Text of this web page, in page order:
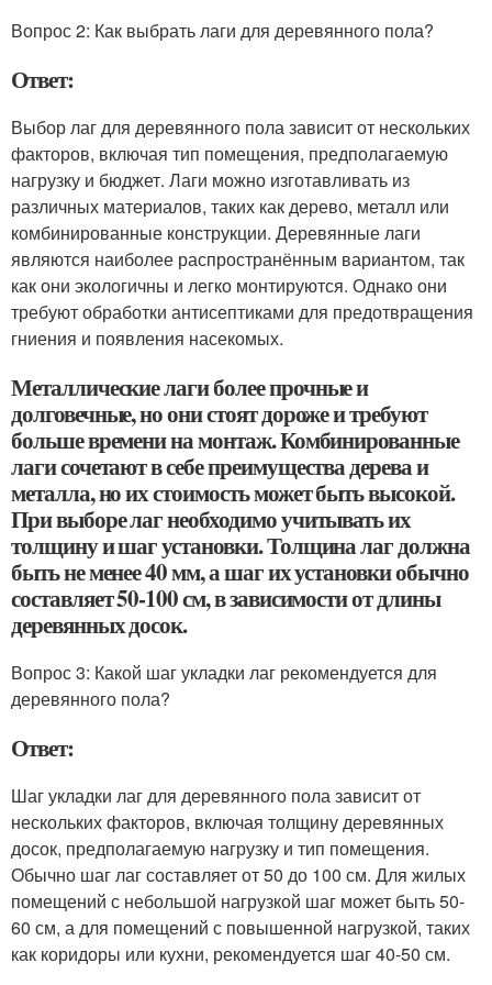
Вопрос 2: Как выбрать лаги для деревянного пола?
Ответ:
Выбор лаг для деревянного пола зависит от нескольких
факторов, включая тип помещения, предполагаемую
нагрузку и бюджет. Лаги можно изготавливать из
различных материалов, таких как дерево, металл или
комбинированные конструкции. Деревянные лаги
являются наиболее распространённым вариантом, так
как они экологичны и легко монтируются. Однако они
требуют обработки антисептиками для предотвращения
гниения и появления насекомых.
Металлические лаги более прочные и
долговечные, но они стоят дороже и требуют
больше времени на монтаж. Комбинированные
лаги сочетают в себе преимущества дерева и
металла, но их стоимость может быть высокой.
При выборе лаг необходимо учитывать их
толщину и шаг установки. Толщина лаг должна
быть не менее 40 мм, а шаг их установки обычно
составляет 50-100 см, в зависимости от длины
деревянных досок.
Вопрос 3: Какой шаг укладки лаг рекомендуется для
деревянного пола?
Ответ:
Шаг укладки лаг для деревянного пола зависит от
нескольких факторов, включая толщину деревянных
досок, предполагаемую нагрузку и тип помещения.
Обычно шаг лаг составляет от 50 до 100 см. Для жилых
помещений с небольшой нагрузкой шаг может быть 50-
60 см, а для помещений с повышенной нагрузкой, таких
как коридоры или кухни, рекомендуется шаг 40-50 см.